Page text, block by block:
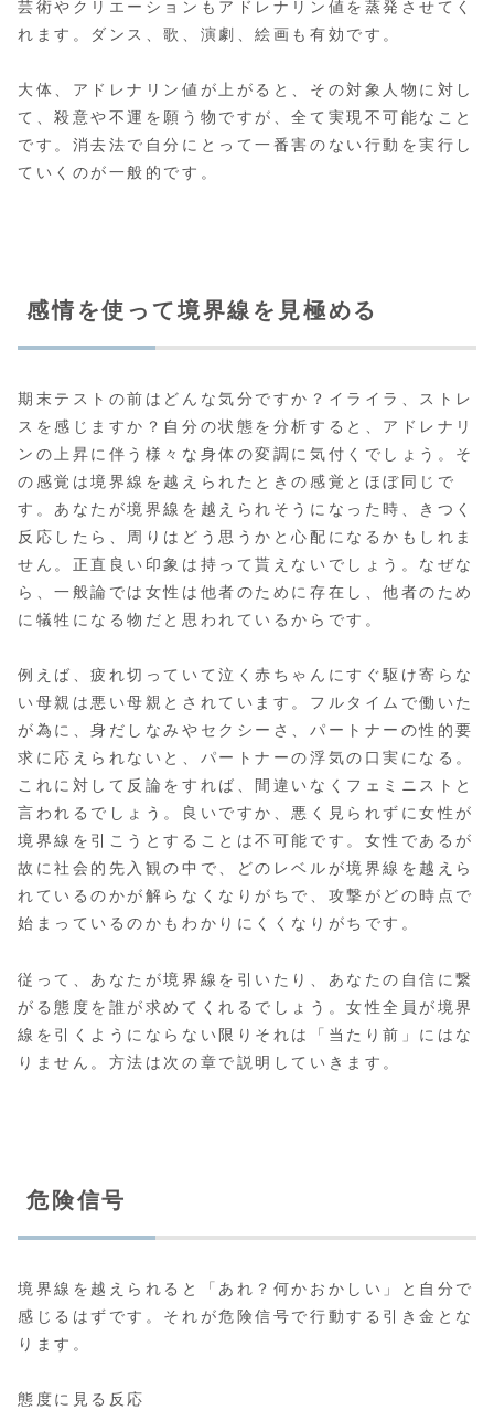
芸術やクリエーションもアドレナリン値を蒸発させてく
れます。ダンス、歌、演劇、絵画も有効です。
大体、アドレナリン値が上がると、その対象人物に対し
て、殺意や不運を願う物ですが、全て実現不可能なこと
です。消去法で自分にとって一番害のない行動を実行し
ていくのが一般的です。
感情を使って境界線を見極める
期末テストの前はどんな気分ですか？イライラ、ストレ
スを感じますか？自分の状態を分析すると、アドレナリ
ンの上昇に伴う様々な身体の変調に気付くでしょう。そ
の感覚は境界線を越えられたときの感覚とほぼ同じで
す。あなたが境界線を越えられそうになった時、きつく
反応したら、周りはどう思うかと心配になるかもしれま
せん。正直良い印象は持って貰えないでしょう。なぜな
ら、一般論では女性は他者のために存在し、他者のため
に犠牲になる物だと思われているからです。
例えば、疲れ切っていて泣く赤ちゃんにすぐ駆け寄らな
い母親は悪い母親とされています。フルタイムで働いた
が為に、身だしなみやセクシーさ、パートナーの性的要
求に応えられないと、パートナーの浮気の口実になる。
これに対して反論をすれば、間違いなくフェミニストと
言われるでしょう。良いですか、悪く見られずに女性が
境界線を引こうとすることは不可能です。女性であるが
故に社会的先入観の中で、どのレベルが境界線を越えら
れているのかが解らなくなりがちで、攻撃がどの時点で
始まっているのかもわかりにくくなりがちです。
従って、あなたが境界線を引いたり、あなたの自信に繋
がる態度を誰が求めてくれるでしょう。女性全員が境界
線を引くようにならない限りそれは「当たり前」にはな
りません。方法は次の章で説明していきます。
危険信号
境界線を越えられると「あれ？何かおかしい」と自分で
感じるはずです。それが危険信号で行動する引き金とな
ります。
態度に見る反応